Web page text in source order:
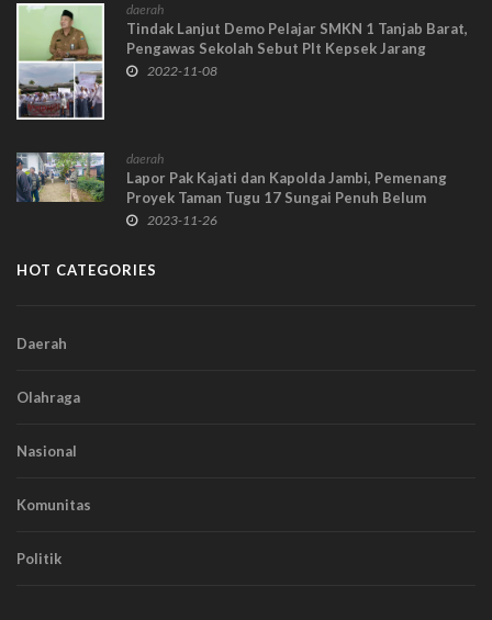
daerah
Tindak Lanjut Demo Pelajar SMKN 1 Tanjab Barat,
Pengawas Sekolah Sebut Plt Kepsek Jarang
Senyum, Plt Kepsek: Saya Lelah
2022-11-08
daerah
Lapor Pak Kajati dan Kapolda Jambi, Pemenang
Proyek Taman Tugu 17 Sungai Penuh Belum
Diumumkan, Tapi Perkim dan Kontraktor Sudah
2023-11-26
HOT CATEGORIES
Daerah
Olahraga
Nasional
Komunitas
Politik